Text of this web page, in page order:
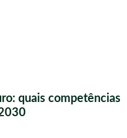
quais competências